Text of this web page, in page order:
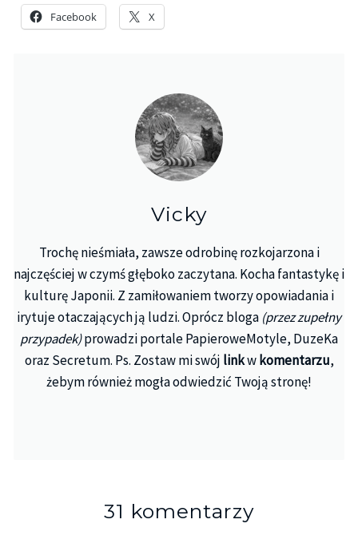
Facebook X
Vicky
Trochę nieśmiała, zawsze odrobinę rozkojarzona i
najczęściej w czymś głęboko zaczytana. Kocha fantastykę i
kulturę Japonii. Z zamiłowaniem tworzy opowiadania i
irytuje otaczających ją ludzi. Oprócz bloga (przez zupełny
przypadek)prowadzi portale PapieroweMotyle, DuzeKa
oraz Secretum. Ps. Zostaw mi swój linkwkomentarzu,
żebym również mogła odwiedzić Twoją stronę!
31 komentarzy